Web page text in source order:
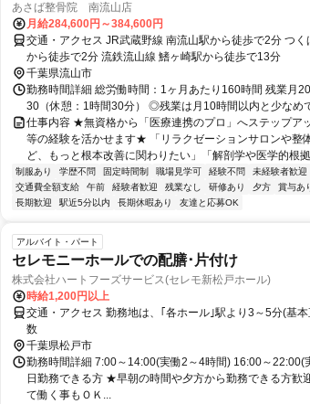
あさば整骨院 南流山店
月給284,600円～384,600円
交通・アクセス JR武蔵野線 南流山駅から徒歩で2分 つ
から徒歩で2分 流鉄流山線 鰭ヶ崎駅から徒歩で13分
千葉県流山市
勤務時間詳細 総労働時間：1ヶ月あたり160時間 残業月
30（休憩：1時間30分） ◎残業は月10時間以内と少なめ
仕事内容 ★無資格から「医療連携のプロ」へステップア
等の経験を活かせます★ 「リラクゼーションサロンや整
ど、もっと根本改善に関わりたい」「解剖学や医学的根
制服あり 学歴不問 固定時間制 職場見学可 経験不問 未経験者歓迎
交通費全額支給
午前 経験者歓迎 残業なし 研修あり 夕方 賞与あ
長期歓迎
駅近5分以内 長期休暇あり 友達と応募OK
アルバイト・パート
セレモニーホールでの配膳･片付け
株式会社ハートフーズサービス(セレモ新松戸ホール)
時給1,200円以上
交通・アクセス 勤務地は、｢各ホール｣駅より3～5分(基
数
千葉県松戸市
勤務時間詳細 7:00～14:00(実働2～4時間) 16:00～
日勤務できる方 ★早朝の時間や夕方から勤務できる方歓
て働く事もＯＫ...